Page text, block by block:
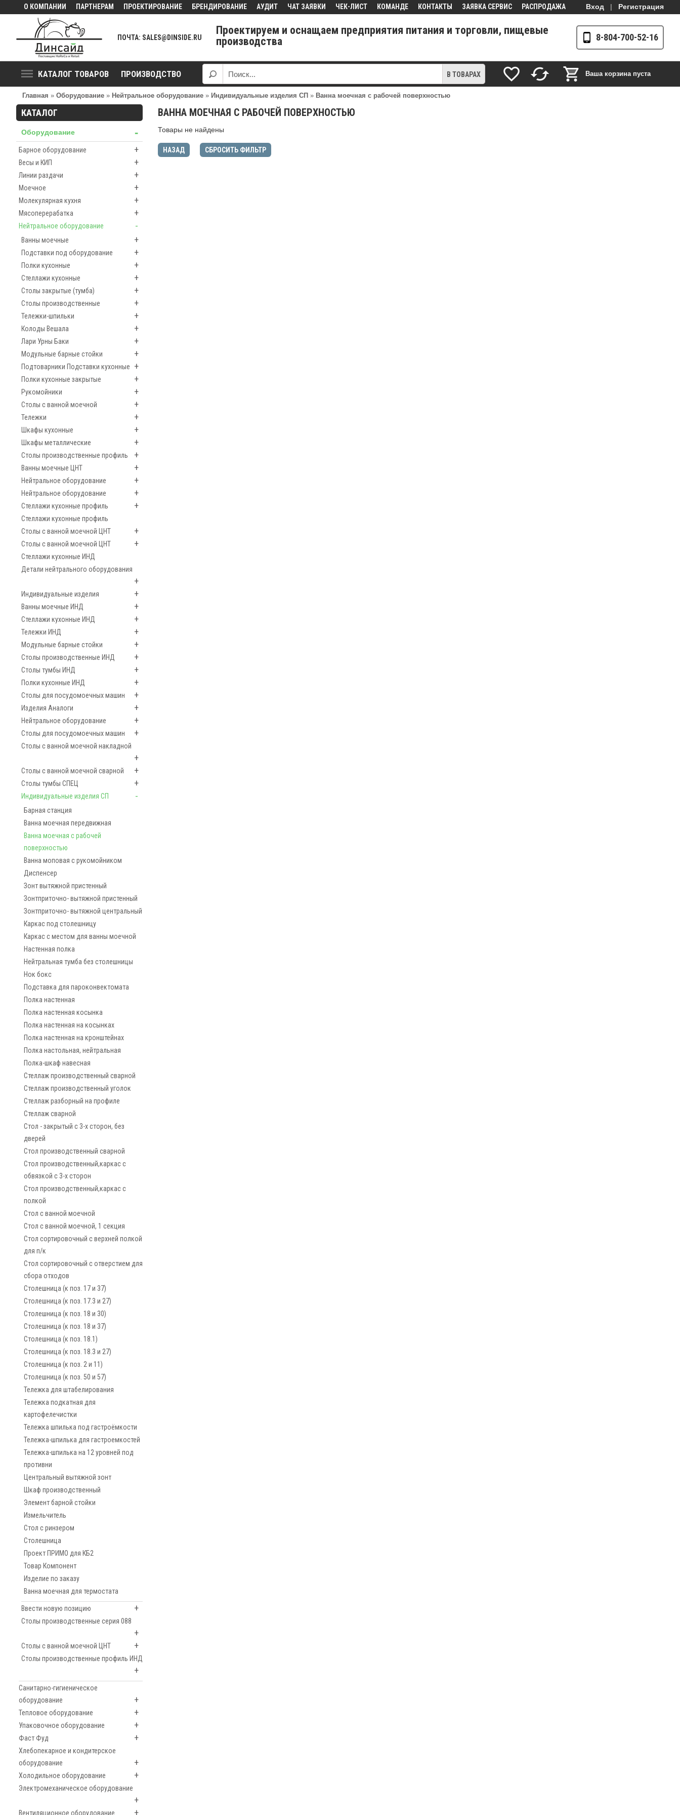
О КОМПАНИИ ПАРТНЕРАМ ПРОЕКТИРОВАНИЕ БРЕНДИРОВАНИЕ АУДИТ ЧАТ ЗАЯВКИ ЧЕК-ЛИСТ КОМАНДЕ КОНТАКТЫ ЗАЯВКА СЕРВИС РАСПРОДАЖА Вход | Регистрация
ПОЧТА: SALES@DINSIDE.RU
Проектируем и оснащаем предприятия питания и торговли, пищевые
производства
8-804-700-52-16
КАТАЛОГ ТОВАРОВ ПРОИЗВОДСТВО Ваша корзина пуста
В ТОВАРАХ
Главная » Оборудование » Нейтральное оборудование » Индивидуальные изделия СП » Ванна моечная с рабочей поверхностью
КАТАЛОГ
Оборудование -
Барное оборудование +
Весы и КИП +
Линии раздачи +
Моечное +
Молекулярная кухня +
Мясоперерабатка +
Нейтральное оборудование -
Ванны моечные +
Подставки под оборудование +
Полки кухонные +
Стеллажи кухонные +
Столы закрытые (тумба) +
Столы производственные +
Тележки-шпильки +
Колоды Вешала +
Лари Урны Баки +
Модульные барные стойки +
Подтоварники Подставки кухонные +
Полки кухонные закрытые +
Рукомойники +
Столы с ванной моечной +
Тележки +
Шкафы кухонные +
Шкафы металлические +
Столы производственные профиль +
Ванны моечные ЦНТ +
Нейтральное оборудование +
Нейтральное оборудование +
Стеллажи кухонные профиль +
Стеллажи кухонные профиль
Столы с ванной моечной ЦНТ
+
Столы с ванной моечной ЦНТ +
Стеллажи кухонные ИНД
Детали нейтрального оборудования
+
Индивидуальные изделия +
Ванны моечные ИНД +
Стеллажи кухонные ИНД +
Тележки ИНД +
Модульные барные стойки +
Столы производственные ИНД +
Столы тумбы ИНД +
Полки кухонные ИНД +
Столы для посудомоечных машин +
Изделия Аналоги +
Нейтральное оборудование +
Столы для посудомоечных машин +
Столы с ванной моечной накладной
+
Столы с ванной моечной сварной +
Столы тумбы СПЕЦ +
Индивидуальные изделия СП -
Барная станция
Ванна моечная передвижная
Ванна моечная с рабочей
поверхностью
Ванна моповая с рукомойником
Диспенсер
Зонт вытяжной пристенный
Зонтприточно- вытяжной пристенный
Зонтприточно- вытяжной центральный
Каркас под столешницу
Каркас с местом для ванны моечной
Настенная полка
Нейтральная тумба без столешницы
Нок бокс
Подставка для пароконвектомата
Полка настенная
Полка настенная косынка
Полка настенная на косынках
Полка настенная на кронштейнах
Полка настольная, нейтральная
Полка-шкаф навесная
Стеллаж производственный сварной
Стеллаж производственный уголок
Стеллаж разборный на профиле
Стеллаж сварной
Стол - закрытый с 3-х сторон, без
дверей
Стол производственный сварной
Стол производственный,каркас с
обвязкой с 3-х сторон
Стол производственный,каркас с
полкой
Стол с ванной моечной
Стол с ванной моечной, 1 секция
Стол сортировочный с верхней полкой
для п/к
Стол сортировочный с отверстием для
сбора отходов
Столешница (к поз. 17 и 37)
Столешница (к поз. 17.3 и 27)
Столешница (к поз. 18 и 30)
Столешница (к поз. 18 и 37)
Столешница (к поз. 18.1)
Столешница (к поз. 18.3 и 27)
Столешница (к поз. 2 и 11)
Столешница (к поз. 50 и 57)
Тележка для штабелирования
Тележка подкатная для
картофелечистки
Тележка шпилька под гастроёмкости
Тележка-шпилька для гастроемкостей
Тележка-шпилька на 12 уровней под
противни
Центральный вытяжной зонт
Шкаф производственный
Элемент барной стойки
Измельчитель
Стол с ринзером
Столешница
Проект ПРИМО для КБ2
Товар Компонент
Изделие по заказу
Ванна моечная для термостата
Ввести новую позицию +
Столы производственные серия 088
+
Столы с ванной моечной ЦНТ +
Столы производственные профиль ИНД
+
Санитарно-гигиеническое
оборудование
+
Тепловое оборудование +
Упаковочное оборудование +
Фаст Фуд +
Хлебопекарное и кондитерское
оборудование
+
Холодильное оборудование +
Электромеханическое оборудование
+
Вентиляционное оборудование +
ВАННА МОЕЧНАЯ С РАБОЧЕЙ ПОВЕРХНОСТЬЮ
Товары не найдены
НАЗАД СБРОСИТЬ ФИЛЬТР